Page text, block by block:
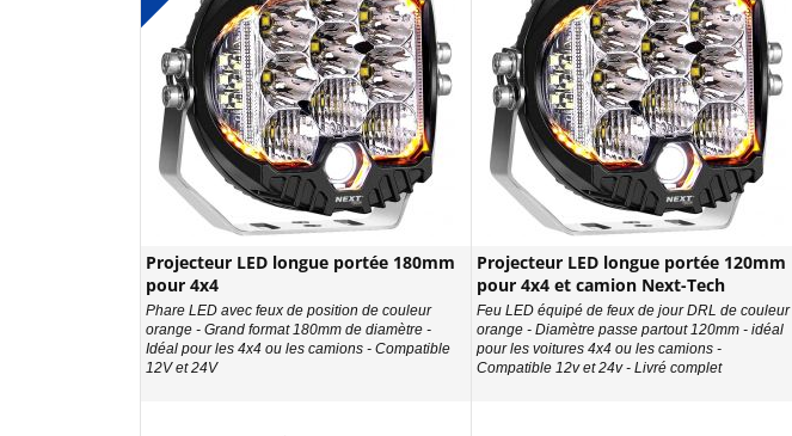
Projecteur LED longue portée 180mm
pour 4x4
Phare LED avec feux de position de couleur
orange - Grand format 180mm de diamètre -
Idéal pour les 4x4 ou les camions - Compatible
12V et 24V
Projecteur LED longue portée 120mm
pour 4x4 et camion Next-Tech
Feu LED équipé de feux de jour DRL de couleur
orange - Diamètre passe partout 120mm - idéal
pour les voitures 4x4 ou les camions -
Compatible 12v et 24v - Livré complet